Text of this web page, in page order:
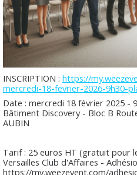
INSCRIPTION : https://
mercredi-18-fevrier-2026-9h30-
Date : mercredi 18 février 2025 -
Bâtiment Discovery - Bloc B
AUBIN
Tarif : 25 euros HT (gratuit pour
Versailles Club d'Affaires -
https://my.weezevent.com/